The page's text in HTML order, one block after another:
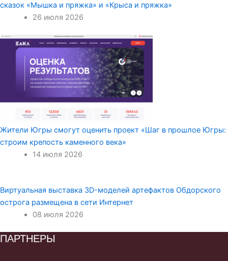
сказок «Мышка и пряжка» и «Крыса и пряжка»
26 июля 2026
Жители Югры смогут оценить проект «Шаг в прошлое Югры:
строим крепость каменного века»
14 июля 2026
Виртуальная выставка 3D-моделей артефактов Обдорского
острога размещена в сети Интернет
08 июля 2026
ПАРТНЕРЫ